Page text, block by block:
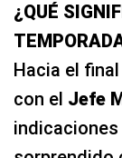
¿QUÉ
Hacia el
con el Jefe
indicaciones